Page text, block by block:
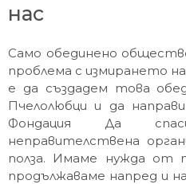
нас
Само обединено
проблема с измирането
е да създадем това
Пчелолюбци и да
Фондация Да
неправителствена
полза. Имаме нужда от
продължаваме напред и